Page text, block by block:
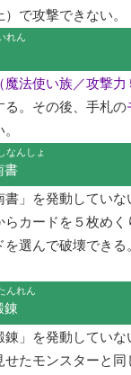
で攻撃できない。
れん
魔法使い族／攻撃力
る。その後、手札の
なんしょ
書
書」を発動していな
らカードを５枚め
を選んで破壊でき
んれん
錬
錬」を発動してい
せたモンスターと